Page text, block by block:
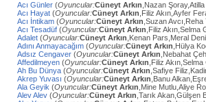
Acı Günler (Oyuncular:Cüneyt Arkın ,Nazan
Acı Hayat (Oyuncular:Cüneyt Arkın ,Filiz Akın,Ayfer
Acı İntikam (Oyuncular:Cüneyt Arkın ,Suzan
Acı Tesadüf (Oyuncular:Cüneyt Arkın ,Filiz Akın,Selma
Adalet (Oyuncular:Cüneyt Arkın ,Kenan Pars,Meral
Adını Anmayacağım (Oyuncular:Cüneyt Arkın ,Hülya
Adsız Cengaver (Oyuncular:Cüneyt Arkın ,Nebahat
Affedilmeyen (Oyuncular:Cüneyt Arkın ,Filiz
Ah Bu Dünya (Oyuncular:Cüneyt Arkın ,Safiye
Akrep Yuvası (Oyuncular:Cüneyt Arkın ,Banu
Ala Geyik (Oyuncular:Cüneyt Arkın ,Mine Mutlu,Aliye
Alev Alev (Oyuncular:Cüneyt Arkın ,Tarık Akan,Gülşen